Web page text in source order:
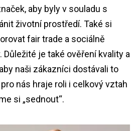
aby byly v souladu s
životní prostředí. Také si
fair trade a sociálně
Důležité je také ověření kvality a
naši zákazníci dostávali to
nás hraje roli i celkový vztah
si „sednout“.